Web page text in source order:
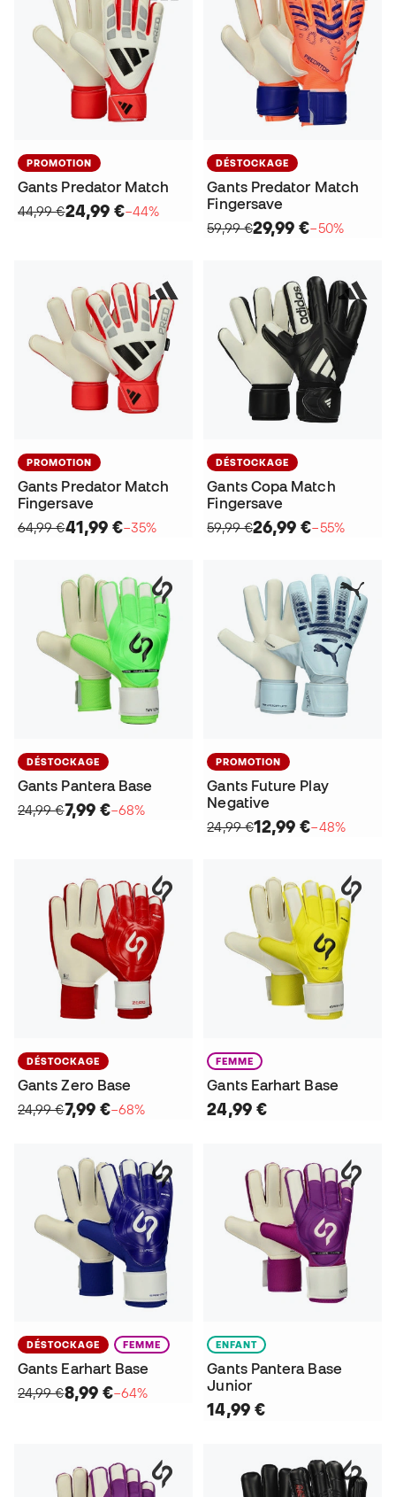
PROMOTION
Gants Predator Match
44,99 €24,99 €−44%
DÉSTOCKAGE
Gants Predator Match
Fingersave
59,99 €29,99 €−50%
PROMOTION
Gants Predator Match
Fingersave
64,99 €41,99 €−35%
DÉSTOCKAGE
Gants Copa Match
Fingersave
59,99 €26,99 €−55%
DÉSTOCKAGE
Gants Pantera Base
24,99 €7,99 €−68%
PROMOTION
Gants Future Play
Negative
24,99 €12,99 €−48%
DÉSTOCKAGE
Gants Zero Base
24,99 €7,99 €−68%
FEMME
Gants Earhart Base
24,99 €
DÉSTOCKAGE FEMME
Gants Earhart Base
24,99 €8,99 €−64%
ENFANT
Gants Pantera Base
Junior
14,99 €